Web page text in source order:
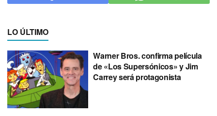
LO ÚLTIMO
Warner Bros. confirma película
de «Los Supersónicos» y Jim
Carrey será protagonista